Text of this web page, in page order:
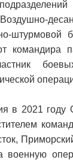
штурмовой
командира
в 2021
военную